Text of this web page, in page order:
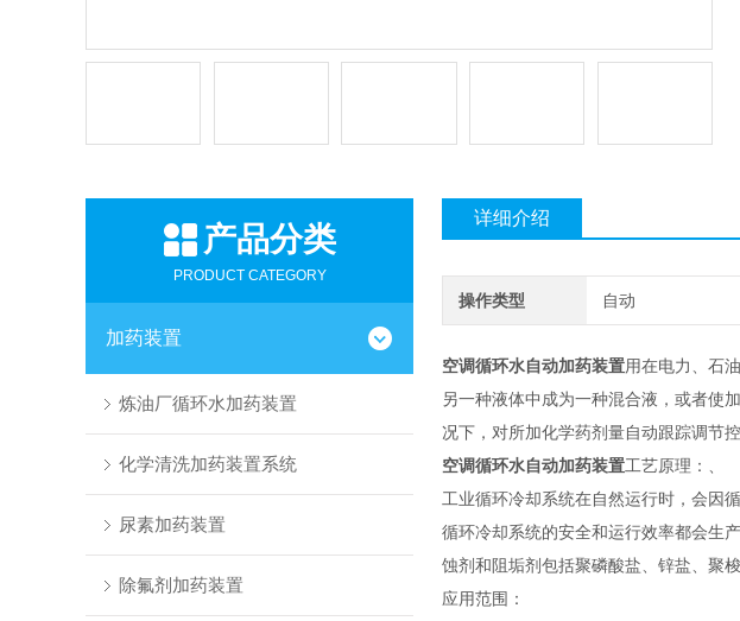
产品分类
PRODUCT CATEGORY
加药装置
炼油厂循环水加药装置
化学清洗加药装置系统
尿素加药装置
除氟剂加药装置
详细介绍
操作类型 自动
空调循环水自动加药装置用在电力、石
另一种液体中成为一种混合液，或者使
况下，对所加化学药剂量自动跟踪调节
空调循环水自动加药装置工艺原理：、
工业循环冷却系统在自然运行时，会因
循环冷却系统的安全和运行效率都会生
蚀剂和阻垢剂包括聚磷酸盐、锌盐、聚
应用范围：